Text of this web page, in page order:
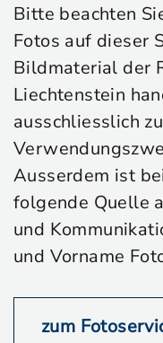
Bitte beachten
Fotos auf dieser
Bildmaterial der
Liechtenstein
ausschliesslich
Ausserdem ist
folgende Quelle
und
und Vorname
zum